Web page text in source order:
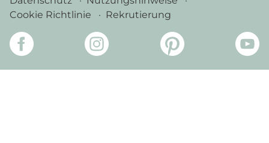
Cookie Richtlinie
Rekrutierung